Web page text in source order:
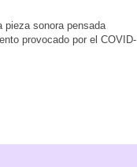
pieza sonora pensada
provocado por el COVID-